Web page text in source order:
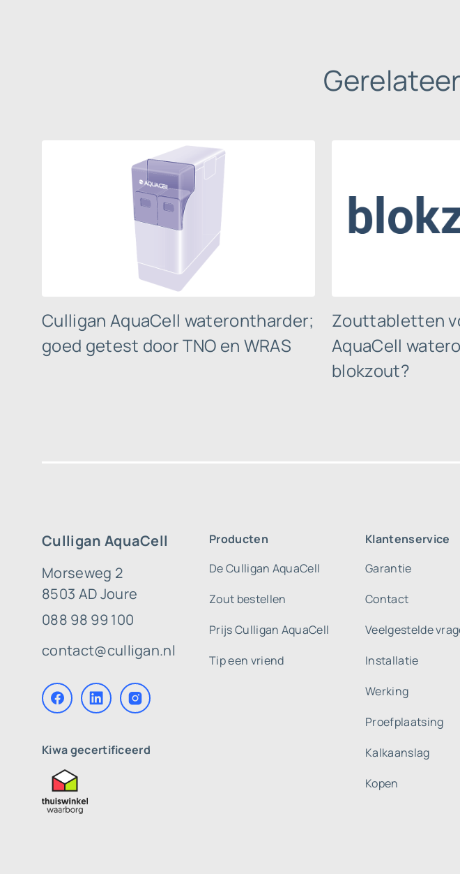
Culligan AquaCell waterontharder;
goed getest door TNO en WRAS
Zouttabletten
AquaCell
blokzout?
Culligan AquaCell
Morseweg 2
8503 AD Joure
088 98 99 100
contact@culligan.nl
Kiwa gecertificeerd
Producten
De Culligan AquaCell
Zout bestellen
Prijs Culligan AquaCell
Tip een vriend
Klantenservice
Garantie
Contact
Veelgestelde
Installatie
Werking
Proefplaatsing
Kalkaanslag
Kopen